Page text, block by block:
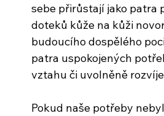
sebe přirůstají jako patra
doteků kůže na kůži
budoucího dospělého
patra uspokojených
vztahu či uvolněně
Pokud naše potřeby